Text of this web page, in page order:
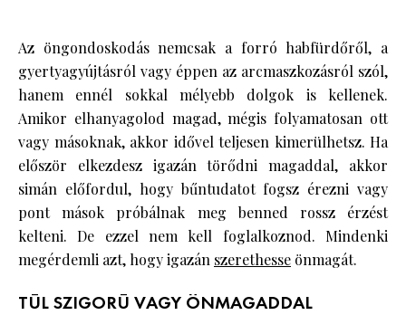
Az öngondoskodás nemcsak a forró habfürdőről, a
gyertyagyújtásról vagy éppen az arcmaszkozásról szól,
hanem ennél sokkal mélyebb dolgok is kellenek.
Amikor elhanyagolod magad, mégis folyamatosan ott
vagy másoknak, akkor idővel teljesen kimerülhetsz. Ha
először elkezdesz igazán törődni magaddal, akkor
simán előfordul, hogy bűntudatot fogsz érezni vagy
pont mások próbálnak meg benned rossz érzést
kelteni. De ezzel nem kell foglalkoznod. Mindenki
megérdemli azt, hogy igazán szerethesse önmagát.
TÚL SZIGORÚ VAGY ÖNMAGADDAL